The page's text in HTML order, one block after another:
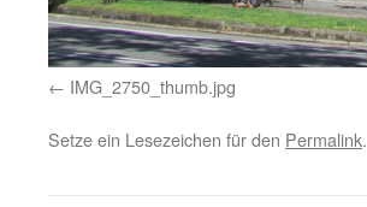
IMG_2750_thumb.jpg
Setze ein Lesezeichen für den Permalink.